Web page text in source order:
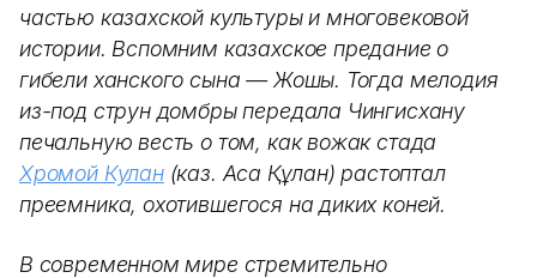
частью казахской культуры и многовековой
истории. Вспомним казахское предание о
гибели ханского сына — Жошы. Тогда мелодия
из-под струн домбры передала Чингисхану
печальную весть о том, как вожак стада
Хромой Кулан(каз. Ақсақ Құлан) растоптал
преемника, охотившегося на диких коней.
В современном мире стремительно